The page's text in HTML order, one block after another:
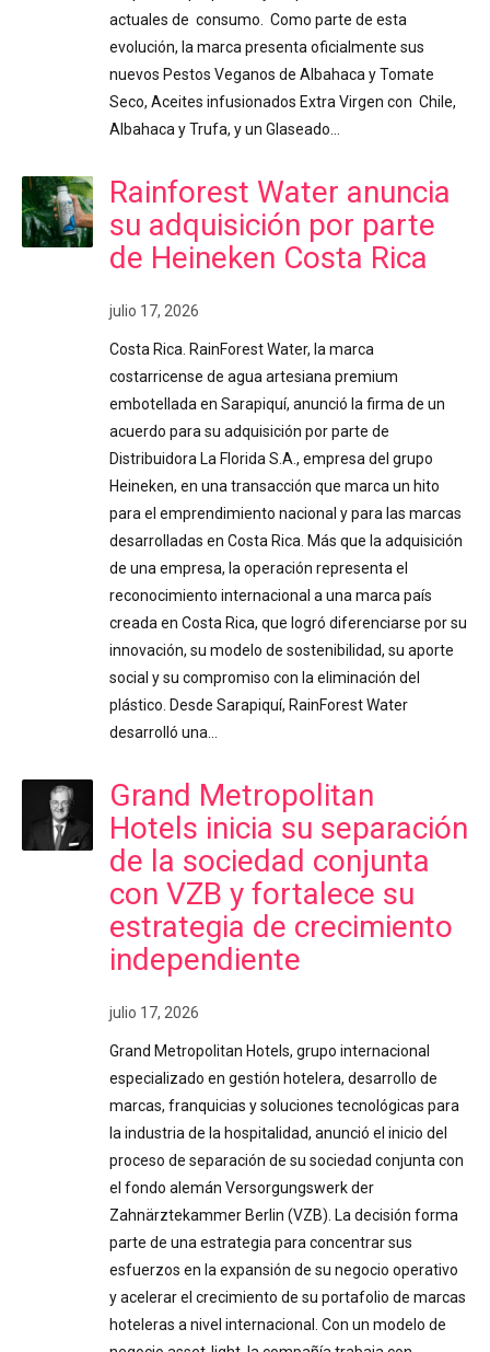
actuales de consumo. Como parte de esta
evolución, la marca presenta oficialmente sus
nuevos Pestos Veganos de Albahaca y Tomate
Seco, Aceites infusionados Extra Virgen con Chile,
Albahaca y Trufa, y un Glaseado…
Rainforest Water anuncia
su adquisición por parte
de Heineken Costa Rica
julio 17, 2026
Costa Rica. RainForest Water, la marca
costarricense de agua artesiana premium
embotellada en Sarapiquí, anunció la firma de un
acuerdo para su adquisición por parte de
Distribuidora La Florida S.A., empresa del grupo
Heineken, en una transacción que marca un hito
para el emprendimiento nacional y para las marcas
desarrolladas en Costa Rica. Más que la adquisición
de una empresa, la operación representa el
reconocimiento internacional a una marca país
creada en Costa Rica, que logró diferenciarse por su
innovación, su modelo de sostenibilidad, su aporte
social y su compromiso con la eliminación del
plástico. Desde Sarapiquí, RainForest Water
desarrolló una…
Grand Metropolitan
Hotels inicia su separación
de la sociedad conjunta
con VZB y fortalece su
estrategia de crecimiento
independiente
julio 17, 2026
Grand Metropolitan Hotels, grupo internacional
especializado en gestión hotelera, desarrollo de
marcas, franquicias y soluciones tecnológicas para
la industria de la hospitalidad, anunció el inicio del
proceso de separación de su sociedad conjunta con
el fondo alemán Versorgungswerk der
Zahnärztekammer Berlin (VZB). La decisión forma
parte de una estrategia para concentrar sus
esfuerzos en la expansión de su negocio operativo
y acelerar el crecimiento de su portafolio de marcas
hoteleras a nivel internacional. Con un modelo de